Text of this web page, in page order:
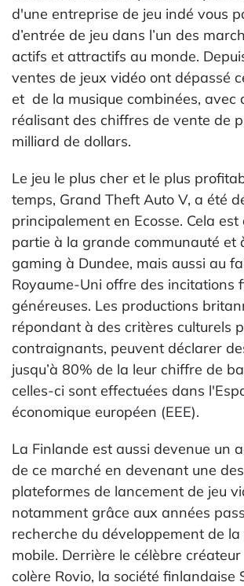
d'une entreprise de jeu indé vous
d’entrée de jeu dans l’un des
actifs et attractifs au monde.
ventes de jeux vidéo ont dépassé
et de la musique combinées, avec
réalisant des chiffres de vente de
milliard de dollars.
Le jeu le plus cher et le plus
temps, Grand Theft Auto V, a été
principalement en Ecosse. Cela
partie à la grande communauté et
gaming à Dundee, mais aussi au
Royaume-Uni offre des incitations
généreuses. Les productions
répondant à des critères culturels
contraignants, peuvent déclarer
jusqu’à 80% de la leur chiffre de
celles-ci sont effectuées dans
économique européen (EEE).
La Finlande est aussi devenue un
de ce marché en devenant une
plateformes de lancement de jeu
notamment grâce aux années
recherche du développement de la
mobile. Derrière le célèbre
colère Rovio, la société finlandaise